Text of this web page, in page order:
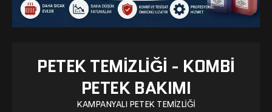
PETEK TEMIZLIĞI - KOMBI
PETEK BAKIMI
KAMPANYALI PETEK TEMIZLIĞI